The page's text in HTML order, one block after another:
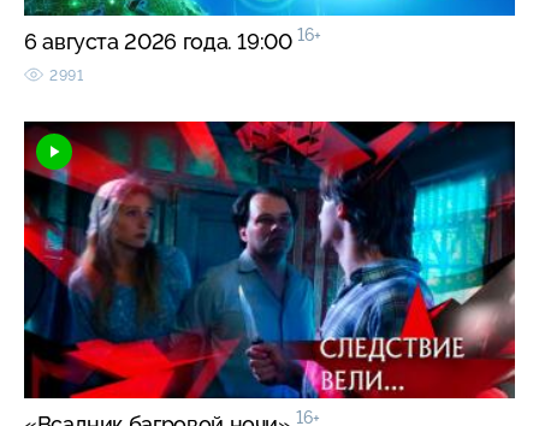
6 августа 2026 года. 19:00 16+
2991
16+